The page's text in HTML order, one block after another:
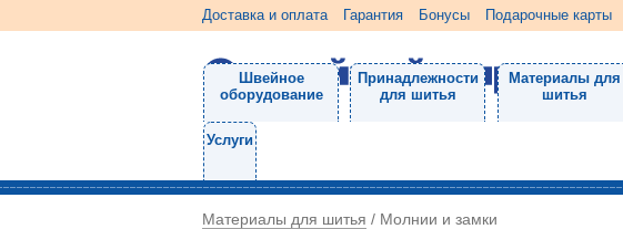
Доставка и оплата Гарантия Бонусы Подарочные карты
Швейное
оборудование
Принадлежности
для шитья
Материалы для
шитья
Услуги
Материалы для шитья / Молнии и замки